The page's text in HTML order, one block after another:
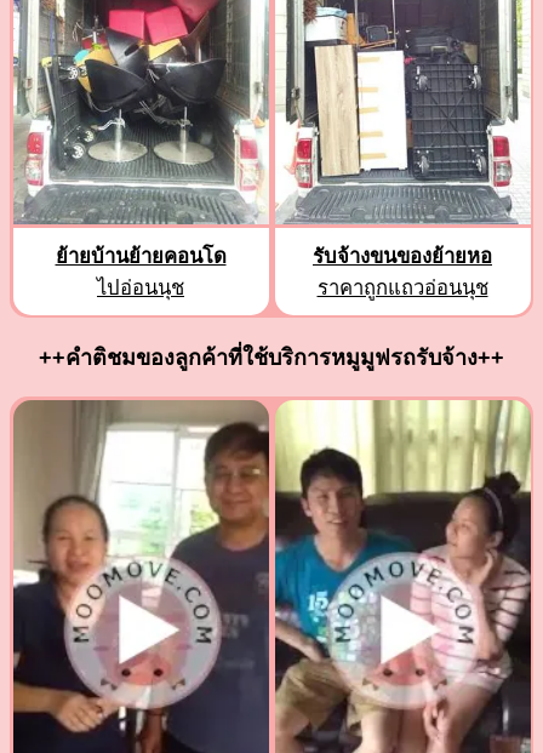
ย้ายบ้านย้ายคอนโด
ไปอ่อนนุช
รับจ้างขนของย้ายหอ
ราคาถูกแถวอ่อนนุช
++คำติชมของลูกค้าที่ใช้บริการหมูมูฟรถรับจ้าง++